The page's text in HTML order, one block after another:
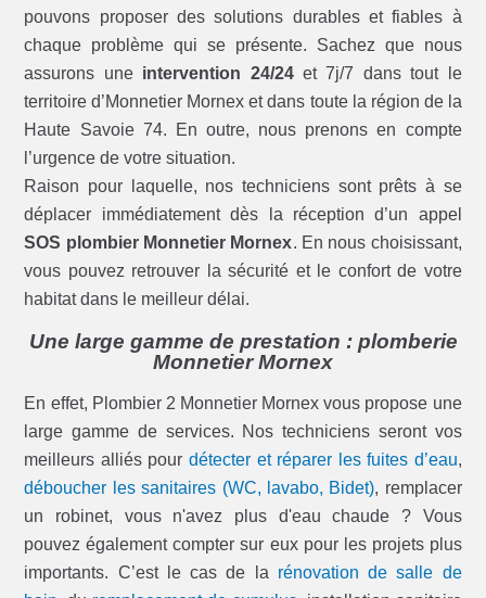
pouvons proposer des solutions durables et fiables à
chaque problème qui se présente. Sachez que nous
assurons une intervention 24/24et 7j/7 dans tout le
territoire d’Monnetier Mornex et dans toute la région de la
Haute Savoie 74. En outre, nous prenons en compte
l’urgence de votre situation.
Raison pour laquelle, nos techniciens sont prêts à se
déplacer immédiatement dès la réception d’un appel
SOS plombier Monnetier Mornex. En nous choisissant,
vous pouvez retrouver la sécurité et le confort de votre
habitat dans le meilleur délai.
Une large gamme de prestation : plomberie
Monnetier Mornex
En effet, Plombier 2 Monnetier Mornex vous propose une
large gamme de services. Nos techniciens seront vos
meilleurs alliés pour détecter et réparer les fuites d’eau,
déboucher les sanitaires (WC, lavabo, Bidet), remplacer
un robinet, vous n'avez plus d'eau chaude ? Vous
pouvez également compter sur eux pour les projets plus
importants. C’est le cas de la rénovation de salle de